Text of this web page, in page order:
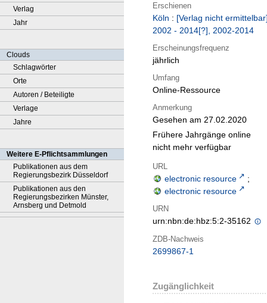
Verlag
Jahr
Clouds
Schlagwörter
Orte
Autoren / Beteiligte
Verlage
Jahre
Weitere E-Pflichtsammlungen
Publikationen aus dem
Regierungsbezirk Düsseldorf
Publikationen aus den
Regierungsbezirken Münster,
Arnsberg und Detmold
Erschienen
Köln : [Verlag nicht
2002 - 2014[?], 2002-2014
Erscheinungsfrequenz
jährlich
Umfang
Online-Ressource
Anmerkung
Gesehen am 27.02.2020
Frühere Jahrgänge online
nicht mehr verfügbar
URL
electronic resource
;
electronic resource
URN
urn:nbn:de:hbz:5:2-35162
ZDB-Nachweis
2699867-1
Zugänglichkeit